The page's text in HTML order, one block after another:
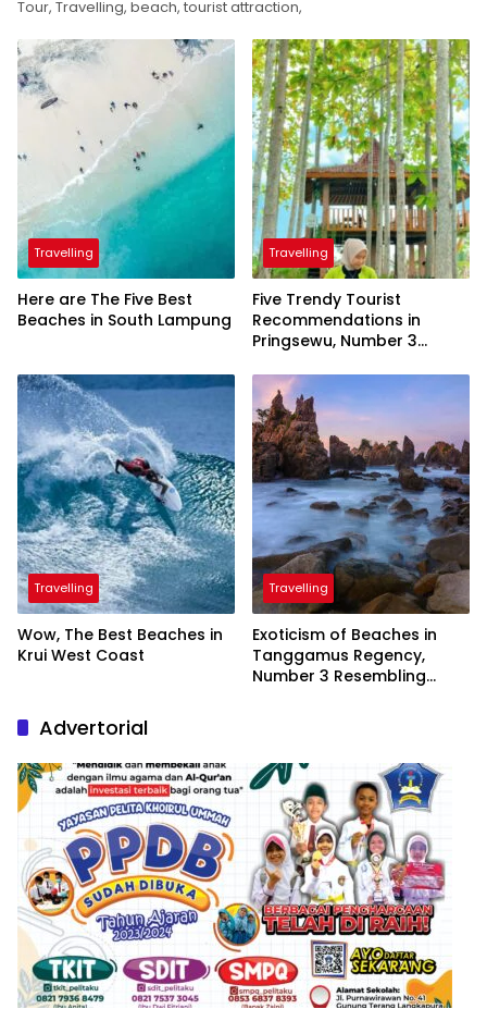
Tour, Travelling, beach, tourist attraction,
Travelling
Here are The Five Best
Beaches in South Lampung
Travelling
Five Trendy Tourist
Recommendations in
Pringsewu, Number 3
President
Travelling
Wow, The Best Beaches in
Krui West Coast
Travelling
Exoticism of Beaches in
Tanggamus Regency,
Number 3 Resembling
Advertorial